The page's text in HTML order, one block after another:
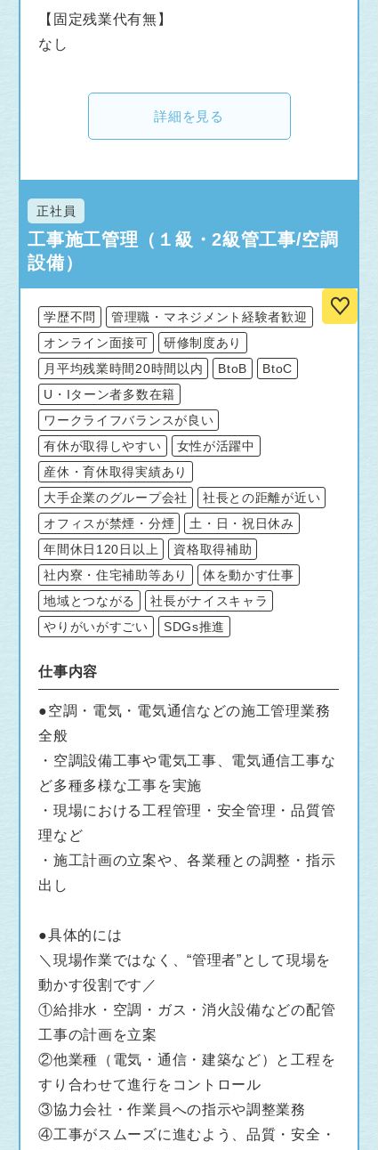
【固定残業代有無】
なし
詳細を見る
正社員
工事施工管理（１級・2級管工事/空調
設備）
学歴不問
管理職・マネジメント経験者歓迎
オンライン面接可
研修制度あり
月平均残業時間20時間以内
BtoB
BtoC
U・Iターン者多数在籍
ワークライフバランスが良い
有休が取得しやすい
女性が活躍中
産休・育休取得実績あり
大手企業のグループ会社
社長との距離が近い
オフィスが禁煙・分煙
土・日・祝日休み
年間休日120日以上
資格取得補助
社内寮・住宅補助等あり
体を動かす仕事
地域とつながる
社長がナイスキャラ
やりがいがすごい
SDGs推進
仕事内容
●空調・電気・電気通信などの施工管理業務
全般
・空調設備工事や電気工事、電気通信工事な
ど多種多様な工事を実施
・現場における工程管理・安全管理・品質管
理など
・施工計画の立案や、各業種との調整・指示
出し
●具体的には
＼現場作業ではなく、“管理者”として現場を
動かす役割です／
①給排水・空調・ガス・消火設備などの配管
工事の計画を立案
②他業種（電気・通信・建築など）と工程を
すり合わせて進行をコントロール
③協力会社・作業員への指示や調整業務
④工事がスムーズに進むよう、品質・安全・